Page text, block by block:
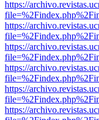
https://
https://
https://
https://
https://
https://